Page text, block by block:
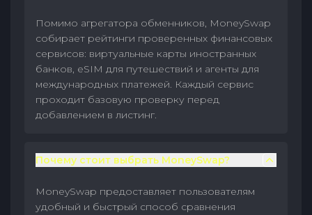
Помимо агрегатора обменников, MoneySwap
собирает рейтинги проверенных финансовых
сервисов: виртуальные карты иностранных
банков, eSIM для путешествий и агенты для
международных платежей. Каждый сервис
проходит базовую проверку перед
добавлением в листинг.
Почему стоит выбрать MoneySwap?
MoneySwap предоставляет пользователям
удобный и быстрый способ сравнения